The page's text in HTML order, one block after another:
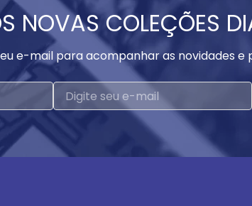
NOVAS COLEÇÕES
e-mail para acompanhar as novidades e